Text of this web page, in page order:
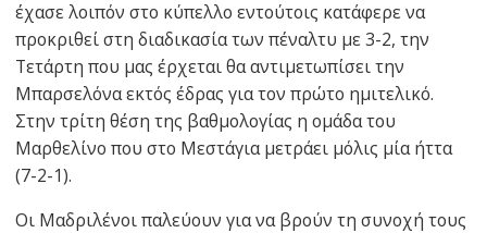
έχασε λοιπόν στο κύπελλο εντούτοις κατάφερε να
προκριθεί στη διαδικασία των πέναλτυ με 3-2, την
Τετάρτη που μας έρχεται θα αντιμετωπίσει την
Μπαρσελόνα εκτός έδρας για τον πρώτο ημιτελικό.
Στην τρίτη θέση της βαθμολογίας η ομάδα του
Μαρθελίνο που στο Μεστάγια μετράει μόλις μία ήττα
(7-2-1).
Οι Μαδριλένοι παλεύουν για να βρούν τη συνοχή τους